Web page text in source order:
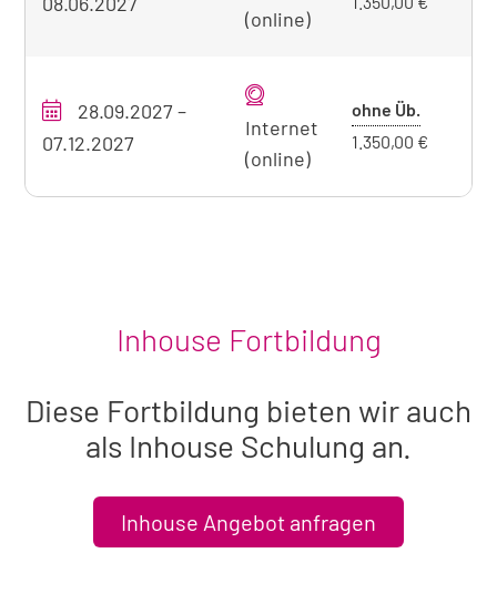
(online)
28.09.2027–
07.12.2027
Internet
(online)
ohne Üb.
ohne
1.350,00 €
Inhouse Fortbildung
Diese Fortbildung bieten wir auch
als Inhouse Schulung an.
Inhouse Angebot anfragen